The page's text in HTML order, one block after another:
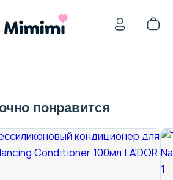
понравится